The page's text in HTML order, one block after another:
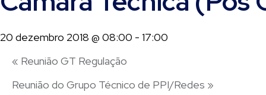
20 dezembro 2018 @ 08:00 - 17:00
« Reunião GT Regulação
Reunião do Grupo Técnico de PPI/Redes »